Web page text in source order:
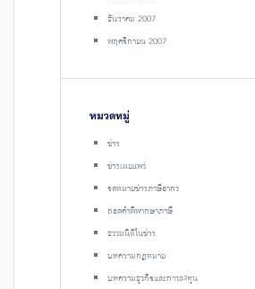
ธันวาคม 2007
พฤศจิกายน 2007
หมวดหมู่
ข่าว
ข่าวเผยแพร่
จดหมายข่าวภาษีอากร
ถอดคำพิพากษาภาษี
ธรรมนิติในข่าว
บทความกฎหมาย
บทความธุรกิจและการลงทุน